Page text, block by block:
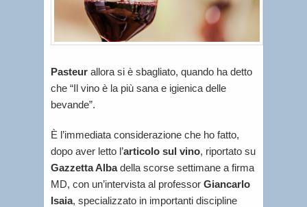
Pasteur allora si è sbagliato, quando ha detto
che “Il vino è la più sana e igienica delle
bevande”.
È l’immediata considerazione che ho fatto,
dopo aver letto l’articolo sul vino, riportato su
Gazzetta Albadella scorse settimane a firma
MD, con un’intervista al professor Giancarlo
Isaia, specializzato in importanti discipline